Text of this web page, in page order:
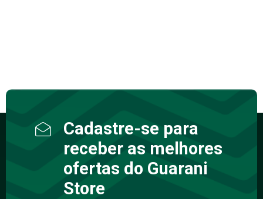
Cadastre-se para
receber as melhores
ofertas do Guarani
Store